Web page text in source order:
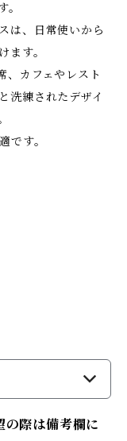
は、日常使いから
ます。
、カフェやレスト
洗練されたデザイ
です。
の際は備考欄に